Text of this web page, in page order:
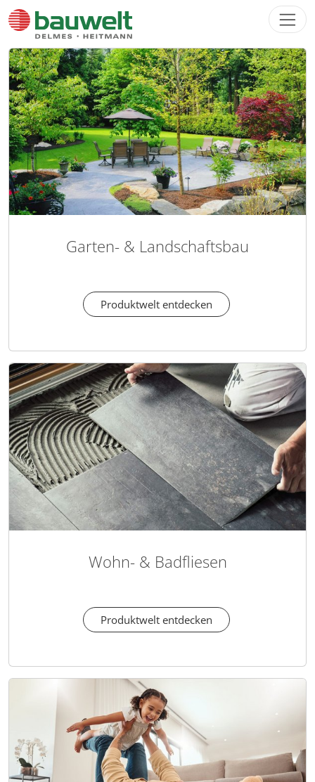
Direkt zur Hauptnavigation springen
Direkt zum Inhalt springen
Garten- & Landschaftsbau
Produktwelt entdecken
Wohn- & Badfliesen
Produktwelt entdecken